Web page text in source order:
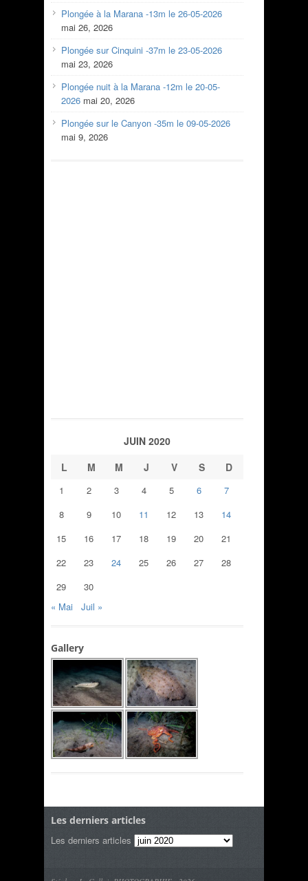
Plongée à la Marana -13m le 26-05-2026
mai 26, 2026
Plongée sur Cinquini -37m le 23-05-2026
mai 23, 2026
Plongée nuit à la Marana -12m le 20-05-
2026 mai 20, 2026
Plongée sur le Canyon -35m le 09-05-2026
mai 9, 2026
JUIN 2020
L
M M J V S D
1 2 3 4 5 6
7
8
9 10 11 12 13
14
15
16 17 18 19 20
21
22
23 24 25 26 27
28
29
30
« Mai
Juil »
Gallery
Les derniers articles
Les derniers articles